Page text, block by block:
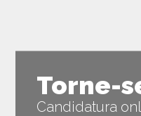
Torne-
Candidatura